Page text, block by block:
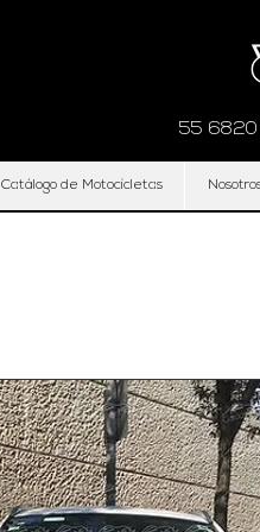
55 6820
Catálogo de Motocicletas